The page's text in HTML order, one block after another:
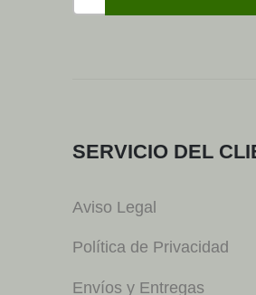
SERVICIO DEL
Aviso Legal
Política de Privacidad
Envíos y Entregas